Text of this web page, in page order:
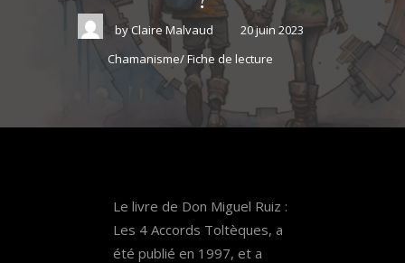
byClaire Malvaud
20 juin 2023
Chamanisme/Fiche de lecture
Le livre de Don Miguel Ruiz :
Les 4 Accords Toltèques, a
été publié en 1997, et a